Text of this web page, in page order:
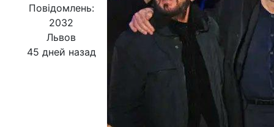
Повідомлень:
2032
Львов
45 дней назад